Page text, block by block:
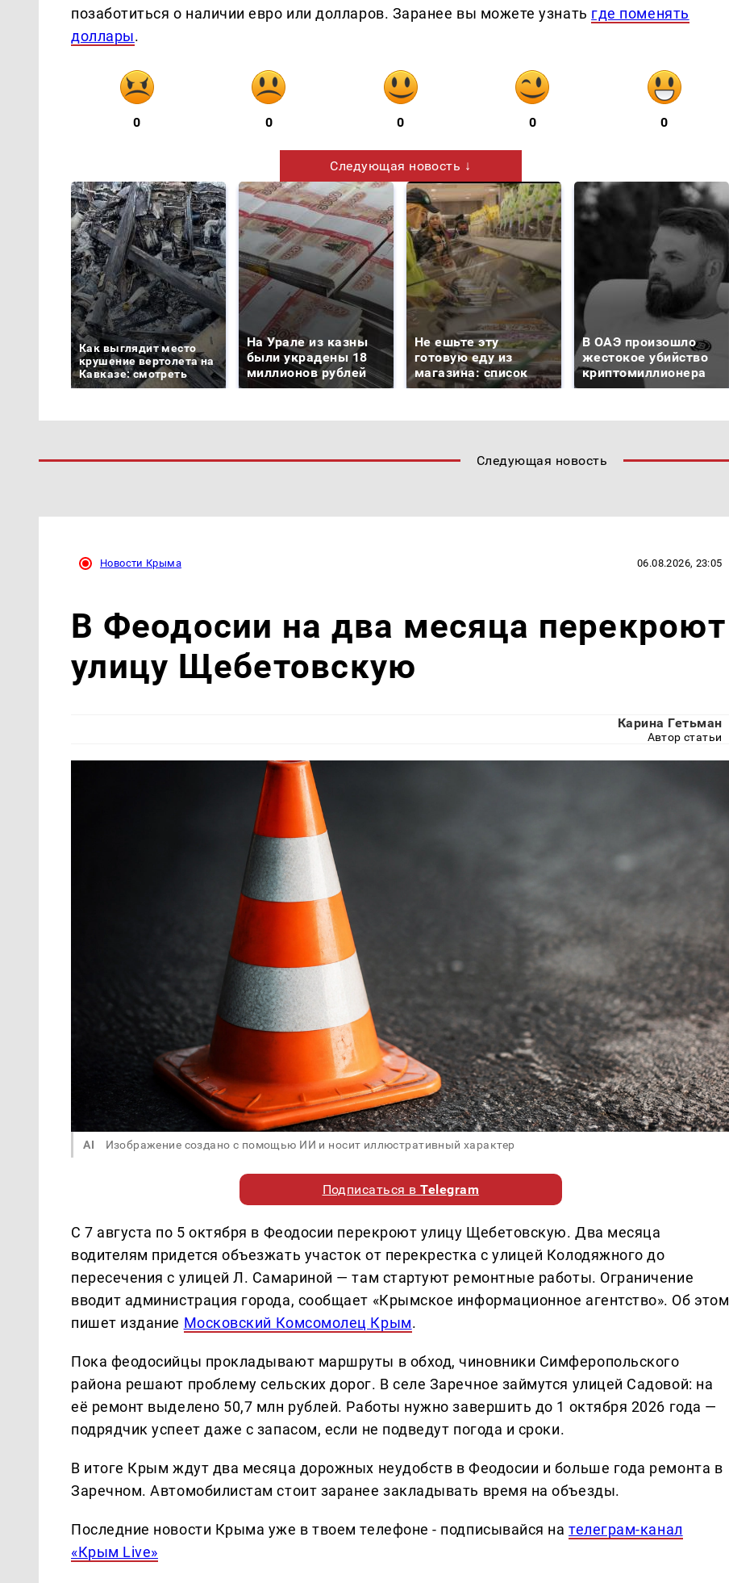
позаботиться о наличии евро или долларов. Заранее вы можете узнать где поменять
доллары.
0 0 0 0 0
Следующая новость ↓
Как выглядит место
крушение вертолета на
Кавказе: смотреть
На Урале из казны
были украдены 18
миллионов рублей
Не ешьте эту
готовую еду из
магазина: список
В ОАЭ произошло
жестокое убийство
криптомиллионера
Следующая новость
Новости Крыма 06.08.2026, 23:05
В Феодосии на два месяца перекроют
улицу Щебетовскую
Карина Гетьман
Автор статьи
AI Изображение создано с помощью ИИ и носит иллюстративный характер
Подписаться вTelegram
С 7 августа по 5 октября в Феодосии перекроют улицу Щебетовскую. Два месяца
водителям придется объезжать участок от перекрестка с улицей Колодяжного до
пересечения с улицей Л. Самариной — там стартуют ремонтные работы. Ограничение
вводит администрация города, сообщает «Крымское информационное агентство». Об этом
пишет издание Московский Комсомолец Крым.
Пока феодосийцы прокладывают маршруты в обход, чиновники Симферопольского
района решают проблему сельских дорог. В селе Заречное займутся улицей Садовой: на
её ремонт выделено 50,7 млн рублей. Работы нужно завершить до 1 октября 2026 года —
подрядчик успеет даже с запасом, если не подведут погода и сроки.
В итоге Крым ждут два месяца дорожных неудобств в Феодосии и больше года ремонта в
Заречном. Автомобилистам стоит заранее закладывать время на объезды.
Последние новости Крыма уже в твоем телефоне - подписывайся нателеграм-канал
«Крым Live»